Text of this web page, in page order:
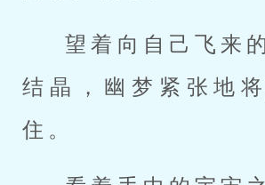
望着向自己飞来
结晶，幽梦紧张地
住。